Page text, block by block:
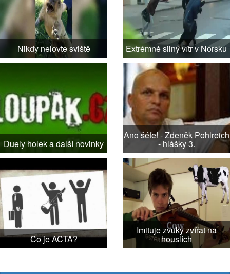
Nikdy nelovte sviště Extrémně silný vítr v Norsku
Duely holek a další novinky
Ano šéfe! - Zdeněk Pohlreich
- hlášky 3.
Co je ACTA?
Imituje zvuky zvířat na
houslích